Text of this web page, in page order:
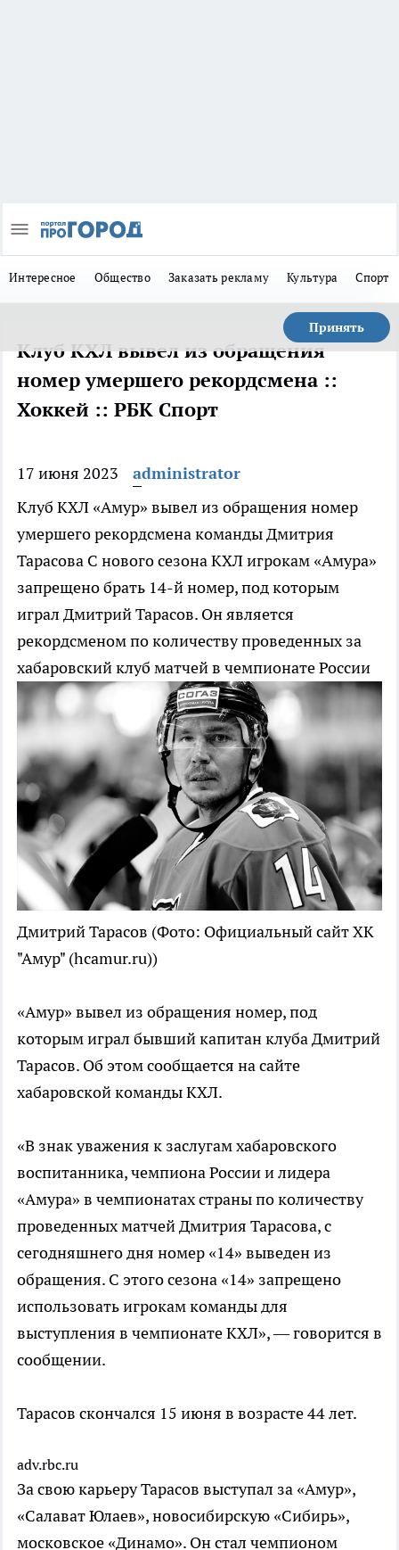
Интересное Общество Заказать рекламу Культура Спорт
Принять
Клуб КХЛ вывел из обращения
номер умершего рекордсмена ::
Хоккей :: РБК Спорт
17 июня 2023
administrator
Клуб КХЛ «Амур» вывел из обращения номер
умершего рекордсмена команды Дмитрия
Тарасова С нового сезона КХЛ игрокам «Амура»
запрещено брать 14-й номер, под которым
играл Дмитрий Тарасов. Он является
рекордсменом по количеству проведенных за
хабаровский клуб матчей в чемпионате России
Дмитрий Тарасов (Фото: Официальный сайт ХК
"Амур" (hcamur.ru))
«Амур» вывел из обращения номер, под
которым играл бывший капитан клуба Дмитрий
Тарасов. Об этом сообщается на сайте
хабаровской команды КХЛ.
«В знак уважения к заслугам хабаровского
воспитанника, чемпиона России и лидера
«Амура» в чемпионатах страны по количеству
проведенных матчей Дмитрия Тарасова, с
сегодняшнего дня номер «14» выведен из
обращения. С этого сезона «14» запрещено
использовать игрокам команды для
выступления в чемпионате КХЛ», — говорится в
сообщении.
Тарасов скончался 15 июня в возрасте 44 лет.
adv.rbc.ru
За свою карьеру Тарасов выступал за «Амур»,
«Салават Юлаев», новосибирскую «Сибирь»,
московское «Динамо». Он стал чемпионом